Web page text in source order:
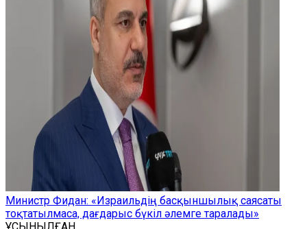
Министр Фидан: «Израильдің басқыншылық саясаты
тоқтатылмаса, дағдарыс бүкіл әлемге таралады»